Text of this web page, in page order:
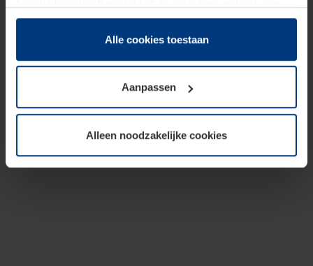
hun diensten hebben verzameld.
Juridisch hebben wij het recht om cookies op uw
van deze pagina's absoluut vereist is. Voor alle andere
soorten cookies is uw toestemming benodigd. Uw
toestemming kunt u op elk moment bij de uitleg van de
wijzigen of herroepen.
Alle cookies toestaan
Aanpassen
Alleen noodzakelijke cookies